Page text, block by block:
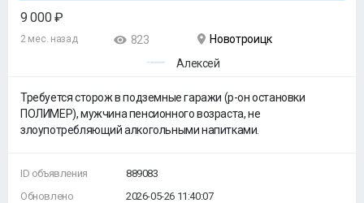
9 000 ₽
2 мес. назад 823
Новотроицк
Алексей
Требуется сторож в подземные гаражи (р-он остановки
ПОЛИМЕР), мужчина пенсионного возраста, не
злоупотребляющий алкогольными напитками.
ID объявления
Обновлено
889083
2026-05-26 11:40:07